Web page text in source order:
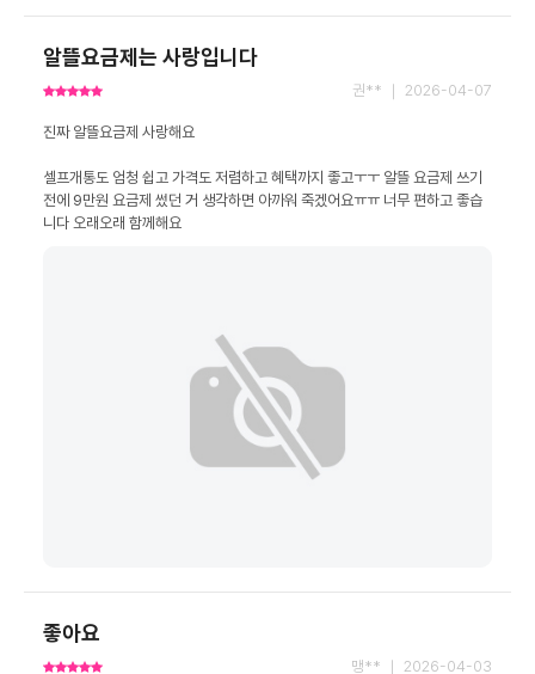
알뜰요금제는 사랑입니다
권** ｜ 2026-04-07
셀프개통도 엄청 쉽고 가격도 저렴하고 혜택까지 좋고ㅜㅜ 알뜰 요금제 쓰기
전에 9만원 요금제 썼던 거 생각하면 아까워 죽겠어요ㅠㅠ 너무 편하고 좋습
니다 오래오래 함께해요
좋아요
맹** ｜ 2026-04-03